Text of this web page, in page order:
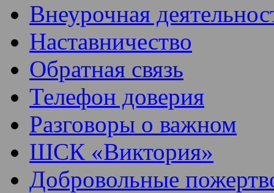
Внеурочная
Наставничество
Обратная связь
Телефон доверия
Разговоры о важном
ШСК «Виктория»
Добровольные